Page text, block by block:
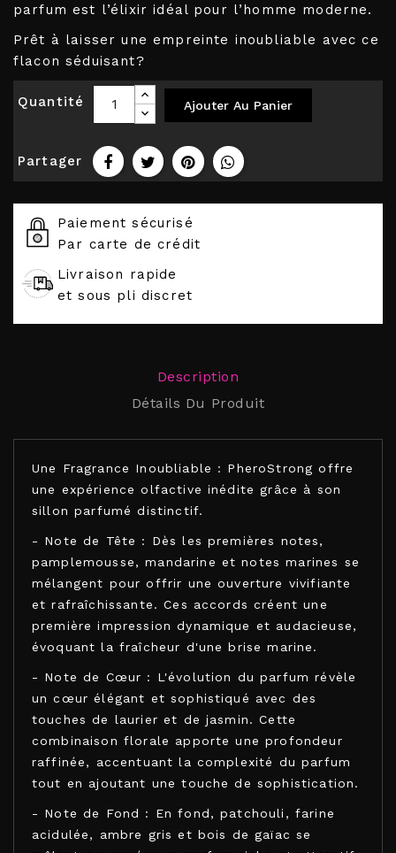
parfum est l’élixir idéal pour l’homme moderne.
Prêt à laisser une empreinte inoubliable avec ce
flacon séduisant?
Quantité Ajouter Au Panier
Partager
Paiement sécurisé
Par carte de crédit
Livraison rapide
et sous pli discret
Description
Détails Du Produit
Une Fragrance Inoubliable : PheroStrong offre
une expérience olfactive inédite grâce à son
sillon parfumé distinctif.
- Note de Tête : Dès les premières notes,
pamplemousse, mandarine et notes marines se
mélangent pour offrir une ouverture vivifiante
et rafraîchissante. Ces accords créent une
première impression dynamique et audacieuse,
évoquant la fraîcheur d'une brise marine.
- Note de Cœur : L'évolution du parfum révèle
un cœur élégant et sophistiqué avec des
touches de laurier et de jasmin. Cette
combinaison florale apporte une profondeur
raffinée, accentuant la complexité du parfum
tout en ajoutant une touche de sophistication.
- Note de Fond : En fond, patchouli, farine
acidulée, ambre gris et bois de gaïac se